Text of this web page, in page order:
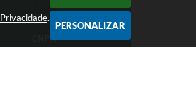
Privacidade.
PERSONALIZAR
CNPJ: